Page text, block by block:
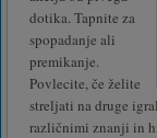
dotika. Tapnite za
spopadanje ali
premikanje.
Povlecite, če želite
streljati na druge
različnimi znanji in